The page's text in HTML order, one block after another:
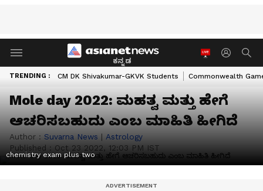
ಕನ್ನಡ
TRENDING : CM DK Shivakumar-GKVK Students Commonwealth
Mole day 2022: ಮಹತ್ವ ಮತ್ತು ಹೇಗೆ
ಆಚರಿಸಬಹುದು ಎಂಬ ಮಾಹಿತಿ ಹೀಗಿದೆ
Author : Suvarna News | Astrology
Published : Oct 23 2022, 12:03 PM IST
chemistry exam plus two